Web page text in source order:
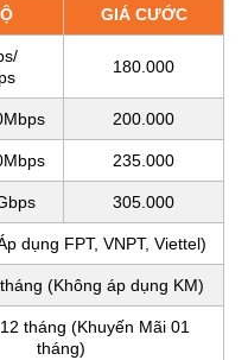
GIÁ CƯỚC
180.000
200.000
235.000
305.000
dụng FPT, VNPT, Viettel)
(Không áp dụng KM)
tháng (Khuyến Mãi 01
tháng)